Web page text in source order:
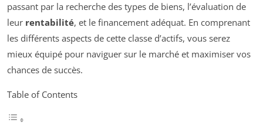
passant par la recherche des types de biens, l’évaluation de
leur rentabilité, et le financement adéquat. En comprenant
les différents aspects de cette classe d’actifs, vous serez
mieux équipé pour naviguer sur le marché et maximiser vos
chances de succès.
Table of Contents